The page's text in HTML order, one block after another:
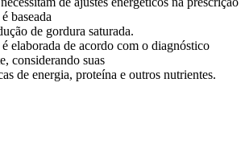
baseada
de gordura saturada.
elaborada de acordo com o diagnóstico
considerando suas
de energia, proteína e outros nutrientes.